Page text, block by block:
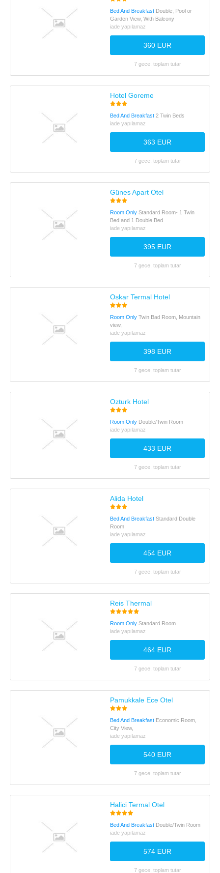
Bed And Breakfast Double, Pool or
Garden View, With Balcony
iade yapılamaz
360 EUR
7 gece, toplam tutar
Hotel Goreme
Bed And Breakfast 2 Twin Beds
iade yapılamaz
363 EUR
7 gece, toplam tutar
Günes Apart Otel
Room Only Standard Room- 1 Twin
Bed and 1 Double Bed
iade yapılamaz
395 EUR
7 gece, toplam tutar
Oskar Termal Hotel
Room Only Twin Bad Room, Mountain
view,
iade yapılamaz
398 EUR
7 gece, toplam tutar
Ozturk Hotel
Room Only Double/Twin Room
iade yapılamaz
433 EUR
7 gece, toplam tutar
Alida Hotel
Bed And Breakfast Standard Double
Room
iade yapılamaz
454 EUR
7 gece, toplam tutar
Reis Thermal
Room Only Standard Room
iade yapılamaz
464 EUR
7 gece, toplam tutar
Pamukkale Ece Otel
Bed And Breakfast Economic Room,
City View,
iade yapılamaz
540 EUR
7 gece, toplam tutar
Halici Termal Otel
Bed And Breakfast Double/Twin Room
iade yapılamaz
574 EUR
7 gece, toplam tutar